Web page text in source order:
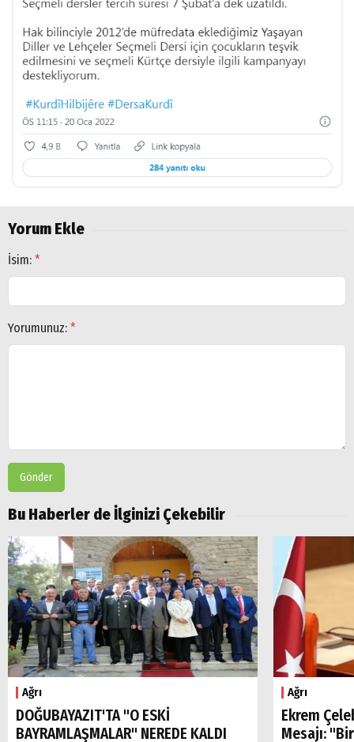
Yorum Ekle
İsim: *
Yorumunuz: *
Gönder
Bu Haberler de İlginizi Çekebilir
Ağrı
DOĞUBAYAZIT'TA "O ESKİ
BAYRAMLAŞMALAR" NEREDE KALDI
Ağrı
Ekrem
Mesajı: